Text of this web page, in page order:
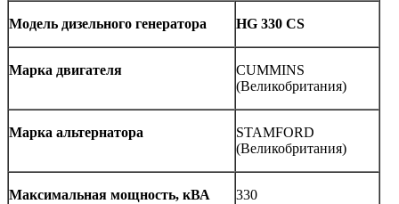
Модель дизельного генератора HG 330 CS
Марка двигателя
CUMMINS
(Великобритания)
Марка альтернатора
STAMFORD
(Великобритания)
Максимальная мощность, кВА 330